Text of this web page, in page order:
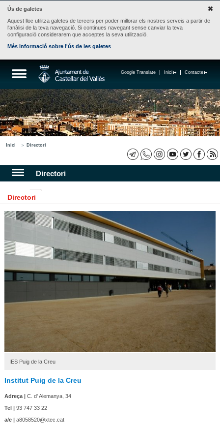
Ús de galetes
Aquest lloc utilitza galetes de tercers per poder millorar els nostres serveis a partir de
l'anàlisi de la teva navegació. Si continues navegant sense canviar la teva
configuració considerarem que acceptes la seva utilització.
Més informació sobre l'ús de les galetes
Contacte
Inici
Google Translate
Inici Directori
Directori
Directori
IES Puig de la Creu
Institut Puig de la Creu
Adreça |C. d' Alemanya, 34
Tel |93 747 33 22
a/e |a8058520@xtec.cat